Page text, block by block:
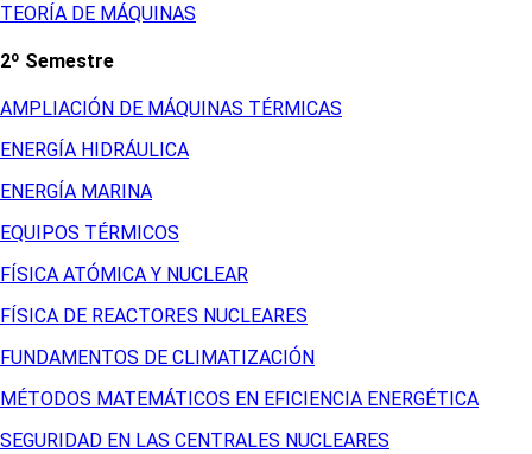
TEORÍA DE MÁQUINAS
2º Semestre
AMPLIACIÓN DE MÁQUINAS TÉRMICAS
ENERGÍA HIDRÁULICA
ENERGÍA MARINA
EQUIPOS TÉRMICOS
FÍSICA ATÓMICA Y NUCLEAR
FÍSICA DE REACTORES NUCLEARES
FUNDAMENTOS DE CLIMATIZACIÓN
MÉTODOS MATEMÁTICOS EN EFICIENCIA ENERGÉTICA
SEGURIDAD EN LAS CENTRALES NUCLEARES